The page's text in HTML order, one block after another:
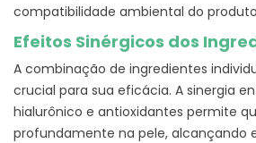
compatibilidade ambiental do
Efeitos Sinérgicos dos
A combinação de ingredientes
crucial para sua eficácia. A sinergia
hialurônico e antioxidantes permite
profundamente na pele, alcançando